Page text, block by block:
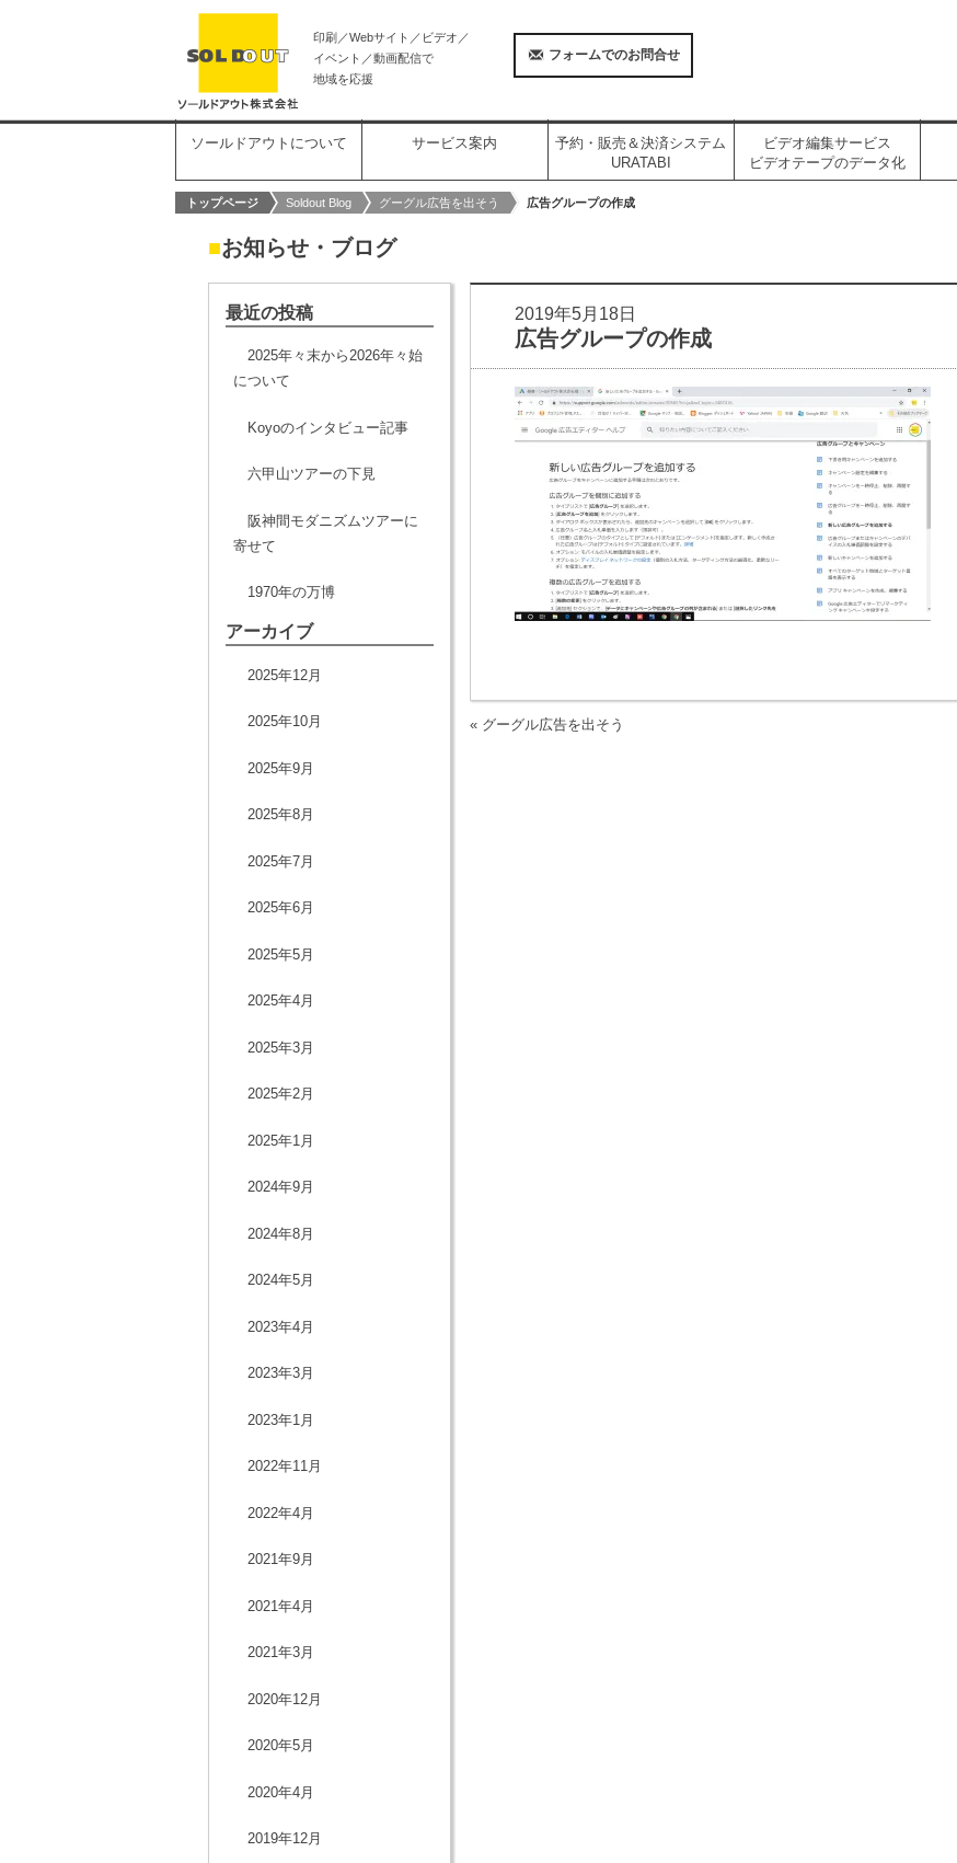
印刷／Webサイト／ビデオ／
イベント／動画配信で
地域を応援
フォームでのお問合せ
ソールドアウトについて サービス案内
予約・販売＆決済システム
URATABI
ビデオ編集サービス
ビデオテープのデータ化
トップページ Soldout Blog グーグル広告を出そう 広告グループの作成
■お知らせ・ブログ
2019年5月18日
広告グループの作成
« グーグル広告を出そう
最近の投稿
2025年々末から2026年々始
について
Koyoのインタビュー記事
六甲山ツアーの下見
阪神間モダニズムツアーに
寄せて
1970年の万博
アーカイブ
2025年12月
2025年10月
2025年9月
2025年8月
2025年7月
2025年6月
2025年5月
2025年4月
2025年3月
2025年2月
2025年1月
2024年9月
2024年8月
2024年5月
2023年4月
2023年3月
2023年1月
2022年11月
2022年4月
2021年9月
2021年4月
2021年3月
2020年12月
2020年5月
2020年4月
2019年12月